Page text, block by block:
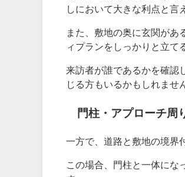
しにおいて大きな利点と言
また、敷地の奥に玄関があ
ィプランをしっかりと立て
来訪者が誰であるかを確認
じる方もいるかもしれませ
門柱・アプローチ周
一方で、道路と敷地の境界
この場合、門柱と一体にな